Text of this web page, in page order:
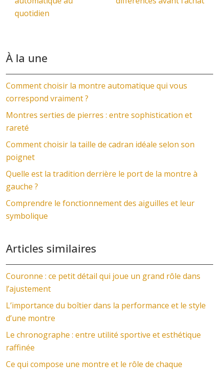
quotidien
À la une
Comment choisir la montre automatique qui vous
correspond vraiment ?
Montres serties de pierres : entre sophistication et
rareté
Comment choisir la taille de cadran idéale selon son
poignet
Quelle est la tradition derrière le port de la montre à
gauche ?
Comprendre le fonctionnement des aiguilles et leur
symbolique
Articles similaires
Couronne : ce petit détail qui joue un grand rôle dans
l’ajustement
L’importance du boîtier dans la performance et le style
d’une montre
Le chronographe : entre utilité sportive et esthétique
raffinée
Ce qui compose une montre et le rôle de chaque